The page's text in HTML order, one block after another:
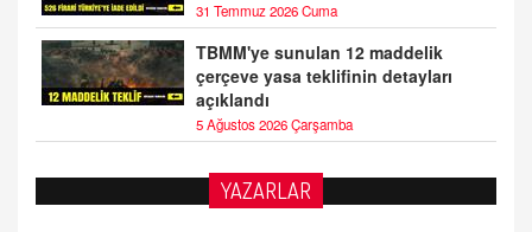
31 Temmuz 2026 Cuma
TBMM'ye sunulan 12 maddelik
çerçeve yasa teklifinin detayları
açıklandı
5 Ağustos 2026 Çarşamba
YAZARLAR